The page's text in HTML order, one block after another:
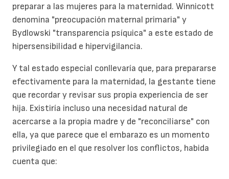
preparar a las mujeres para la maternidad. Winnicott
denomina "preocupación maternal primaria" y
Bydlowski "transparencia psíquica" a este estado de
hipersensibilidad e hipervigilancia.
Y tal estado especial conllevaría que, para prepararse
efectivamente para la maternidad, la gestante tiene
que recordar y revisar sus propia experiencia de ser
hija. Existiría incluso una necesidad natural de
acercarse a la propia madre y de "reconciliarse" con
ella, ya que parece que el embarazo es un momento
privilegiado en el que resolver los conflictos, habida
cuenta que: